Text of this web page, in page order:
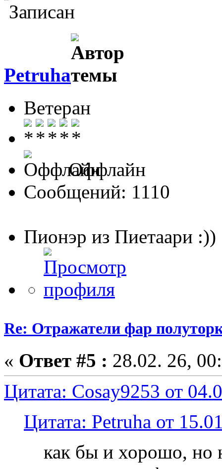
Записан
Petruha
Ветеран
Оффлайн
Сообщений: 1110
Пионэр из Пиетаари :))
Re: Отражатели фар
« Ответ #5 : 28.02. 26,
Цитата: Cosay9253 от
Цитата: Petruha от
как бы и хорошо, но